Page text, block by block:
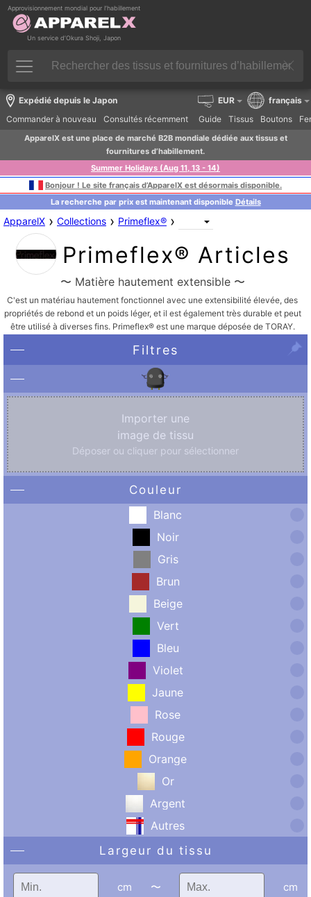
Approvisionnement mondial pour l’habillement
Un service d’Okura Shoji, Japon
Expédié depuis le Japon
Commander à nouveau
Consultés récemment Guide Tissus Boutons
EUR français
ApparelX est une place de marché B2B mondiale dédiée aux tissus et
fournitures d’habillement.
Summer Holidays (Aug 11, 13 - 14)
Bonjour ! Le site français d’ApparelX est désormais disponible.
La recherche par prix est maintenant disponible Détails
ApparelX › Collections › Primeflex® ›
Primeflex® Articles
〜 Matière hautement extensible 〜
C'est un matériau hautement fonctionnel avec une extensibilité élevée, des
propriétés de rebond et un poids léger, et il est également très durable et peut
être utilisé à diverses fins. Primeflex® est une marque déposée de TORAY.
Filtres
Importer une
image de tissu
Déposer ou cliquer pour sélectionner
Couleur
Blanc
Noir
Gris
Brun
Beige
Vert
Bleu
Violet
Jaune
Rose
Rouge
Orange
Or
Argent
Autres
Largeur du tissu
cm 〜 cm